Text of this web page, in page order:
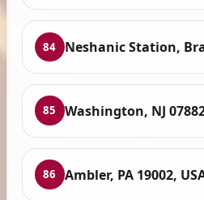
84 Neshanic Station,
85 Washington, NJ
86 Ambler, PA 19002,